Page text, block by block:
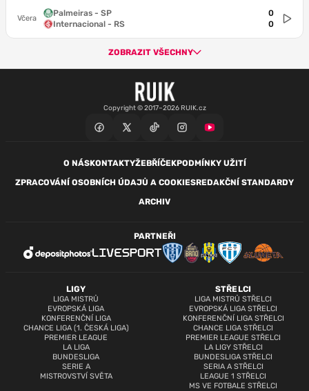
Včera
Palmeiras - SP
Internacional - RS
0
0
ZOBRAZIT VŠECHNY
Copyright © 2017–2026 RUIK.cz
O NÁSKONTAKTYŽEBŘÍČEKPODMÍNKY UŽITÍ
ZPRACOVÁNÍ OSOBNÍCH ÚDAJŮ A COOKIESREDAKČNÍ STANDARDY
ARCHIV
LIGY
LIGA MISTRŮ
EVROPSKÁ LIGA
KONFERENČNÍ LIGA
CHANCE LIGA (1. ČESKÁ LIGA)
PREMIER LEAGUE
LA LIGA
BUNDESLIGA
SERIE A
MISTROVSTVÍ SVĚTA
STŘELCI
LIGA MISTRŮ STŘELCI
EVROPSKÁ LIGA STŘELCI
KONFERENČNÍ LIGA STŘELCI
CHANCE LIGA STŘELCI
PREMIER LEAGUE STŘELCI
LA LIGY STŘELCI
BUNDESLIGA STŘELCI
SERIA A STŘELCI
LEAGUE 1 STŘELCI
MS VE FOTBALE STŘELCI
PARTNEŘI